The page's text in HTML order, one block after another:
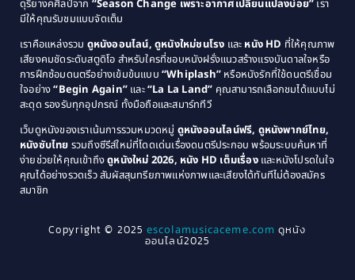
Coming of Age ก้าวพ้นวัย(1)
Coming-of-Age(3)
Community(1)
Crime อาชญากรรม(78)
Cult Film(4)
1983
1982
1979
1978
1976
1975
1974
1971
1970
1969
1968
1964
1963
1940
ดุริยางคศิลป์จาก “Season Change เพราะอากาศเปลี่ยนแปลงบ่อย” เรา
มีให้คุณรับชมแบบจัดเต็ม
เราคือแหล่งรวม ดูหนังออนไลน์, ดูหนังใหม่ชนโรง และ หนัง HD ที่ให้คุณภาพ
เสียงคมชัดระดับสตูดิโอ สำหรับใครที่ชอบหนังฝรั่งแนวสร้างแรงบันดาลใจหรือ
การฝึกซ้อมดนตรีอย่างเข้มข้นแบบ “Whiplash” หรือหนังรักที่ใช้ดนตรีเชื่อม
ใจอย่าง“Begin Again” และ“La La Land” คุณสามารถเลือกชมได้แบบไม่
สะดุด รองรับทุกอุปกรณ์ ทั้งมือถือและสมาร์ททีวี
เว็บดูหนังของเราเน้นการรวมหมวดหมู่ ดูหนังออนไลน์ฟรี, ดูหนังพากย์ไทย,
หนังซับไทย รวมถึงซีรีส์ใหม่ที่โดดเด่นเรื่องดนตรีประกอบ พร้อมระบบค้นหาที่
ง่ายช่วยให้คุณเข้าถึงดูหนังใหม่ 2026, หนัง HD เต็มเรื่องและหนังโปรดในใจ
คุณได้อย่างรวดเร็ว สัมผัสสุนทรียภาพแห่งภาพและเสียงได้ทันทีไม่ต้องสมัคร
สมาชิก
Copyright © 2025escolamusicaceme.com ดูหนัง
ออนไลน์2025